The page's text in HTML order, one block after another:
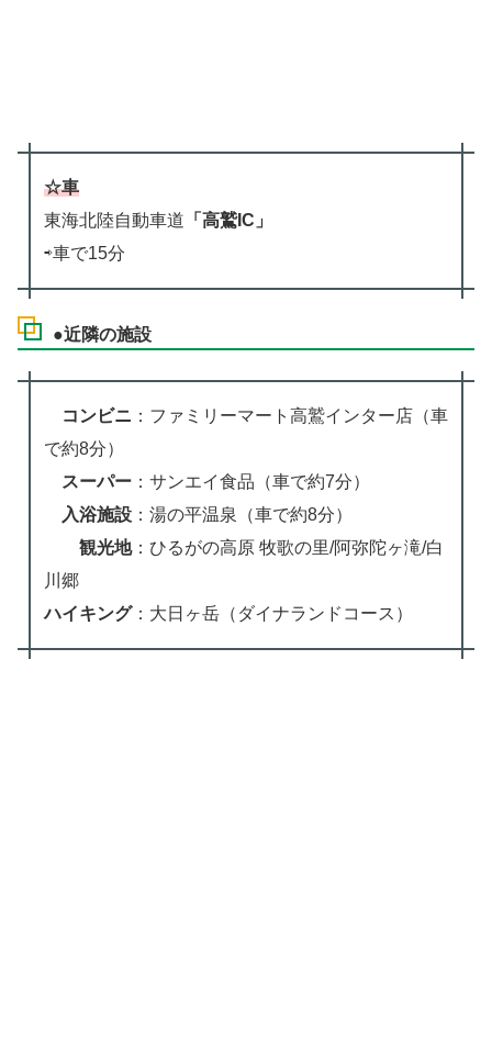
☆車
東海北陸自動車道 「高鷲IC」
⇨車で15分
●近隣の施設
コンビニ ：ファミリーマート高鷲インター店（車
で約8分）
スーパー ：サンエイ食品（車で約7分）
入浴施設 ：湯の平温泉（車で約8分）
観光地：ひるがの高原 牧歌の里/阿弥陀ヶ滝/白
川郷
ハイキング：大日ヶ岳（ダイナランドコース）